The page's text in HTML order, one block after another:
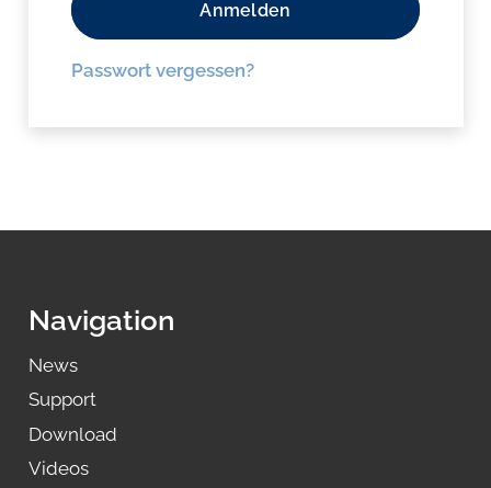
Anmelden
Passwort vergessen?
Navigation
News
Support
Download
Videos